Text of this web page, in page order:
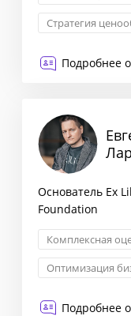
Стратегия
Подробнее
Основатель Ex
Foundation
Комплексная
Оптимизация
Подробнее